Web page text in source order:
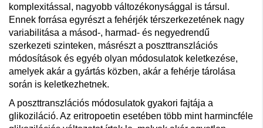
komplexitással, nagyobb változékonysággal is társul.
Ennek forrása egyrészt a fehérjék térszerkezetének nagy
variabilitása a másod-, harmad- és negyedrendű
szerkezeti szinteken, másrészt a poszttranszlációs
módosítások és egyéb olyan módosulatok keletkezése,
amelyek akár a gyártás közben, akár a fehérje tárolása
során is keletkezhetnek.
A poszttranszlációs módosulatok gyakori fajtája a
glikoziláció. Az eritropoetin esetében több mint harmincféle